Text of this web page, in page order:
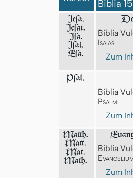
Biblia
Jeſa.
Jeſai.
Jſa.
Iſai.
Eſa.
Biblia
Isaias
Zum
Pſal.
Biblia
Psalmi
Zum
Matth.
Matt.
Mat.
Math.
Biblia
Zum